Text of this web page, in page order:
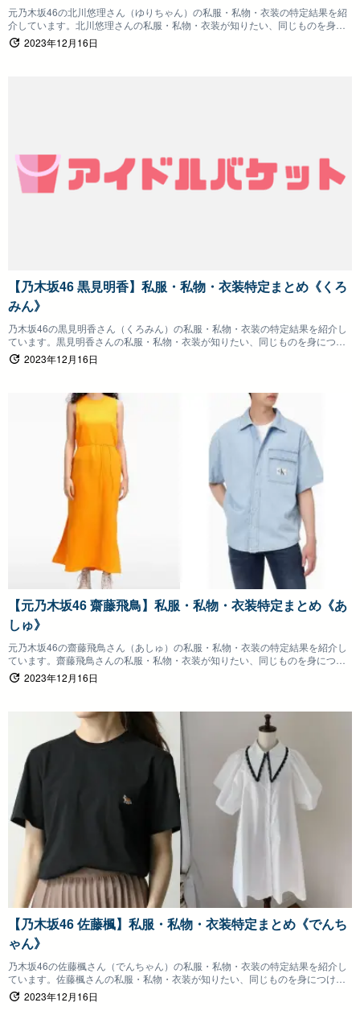
元乃木坂46の北川悠理さん（ゆりちゃん）の私服・私物・衣装の特定結果を紹
介しています。北川悠理さんの私服・私物・衣装が知りたい、同じものを身に
つけたいファンの方は参考にしていただけると嬉しいです。
2023年12月16日
【乃木坂46 黒見明香】私服・私物・衣装特定まとめ《くろ
みん》
乃木坂46の黒見明香さん（くろみん）の私服・私物・衣装の特定結果を紹介し
ています。黒見明香さんの私服・私物・衣装が知りたい、同じものを身につけ
たいファンの方は参考にしていただけると嬉しいです。
2023年12月16日
【元乃木坂46 齋藤飛鳥】私服・私物・衣装特定まとめ《あ
しゅ》
元乃木坂46の齋藤飛鳥さん（あしゅ）の私服・私物・衣装の特定結果を紹介し
ています。齋藤飛鳥さんの私服・私物・衣装が知りたい、同じものを身につけ
たいファンの方は参考にしていただけると嬉しいです。
2023年12月16日
【乃木坂46 佐藤楓】私服・私物・衣装特定まとめ《でんち
ゃん》
乃木坂46の佐藤楓さん（でんちゃん）の私服・私物・衣装の特定結果を紹介し
ています。佐藤楓さんの私服・私物・衣装が知りたい、同じものを身につけた
いファンの方は参考にしていただけると嬉しいです。
2023年12月16日